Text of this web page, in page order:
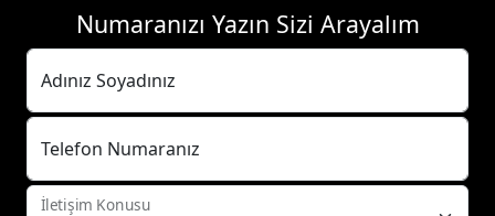
Numaranızı Yazın Sizi Arayalım
Adınız Soyadınız
Telefon Numaranız
İletişim Konusu